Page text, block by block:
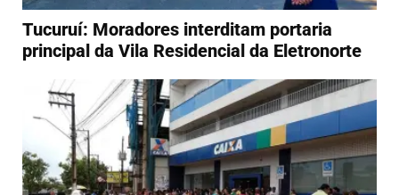
Tucuruí: Moradores interditam portaria
principal da Vila Residencial da Eletronorte